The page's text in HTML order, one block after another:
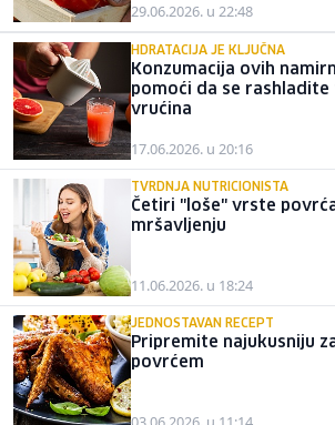
29.06.2026. u 22:48
HDRATACIJA JE KLJUČNA
Konzumacija ovih
pomoći da se
vrućina
17.06.2026. u 20:16
TVRDNJA NUTRICIONISTA
Četiri "loše" vrste
mršavljenju
11.06.2026. u 18:24
JEDNOSTAVAN RECEPT
Pripremite najukusniju
povrćem